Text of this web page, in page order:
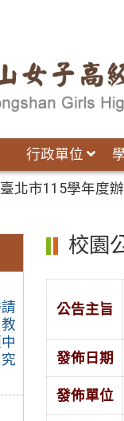
行政單位
北市115學年度
校園
公告主旨
發佈日期
發佈單位